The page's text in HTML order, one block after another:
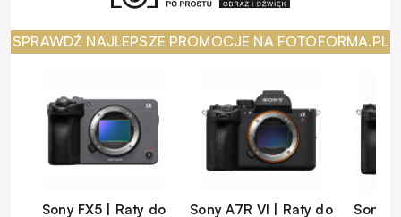
SPRAWDŹ NAJLEPSZE PROMOCJE NA FOTOFORMA.PL
Sony FX5 | Raty do
Sony A7R VI | Raty do
Sony